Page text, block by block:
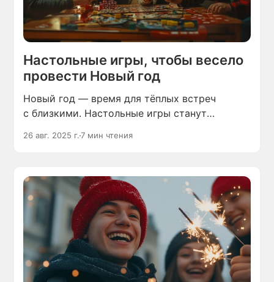
Настольные игры, чтобы весело
провести Новый год
Новый год — время для тёплых встреч
с близкими. Настольные игры станут
26 авг. 2025 г.7 мин чтения